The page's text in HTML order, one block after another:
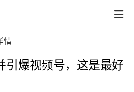
情
引爆视频号，这是最好